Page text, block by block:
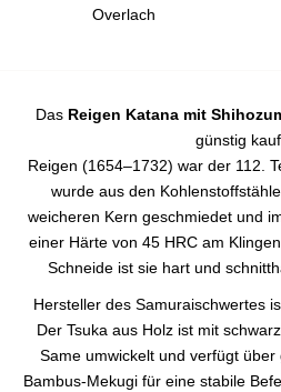
Overlach
Das Reigen Katana mit
günstig
Reigen (1654–1732) war der 112.
wurde aus den
weicheren Kern geschmiedet und
einer Härte von 45 HRC am
Schneide ist sie hart und
Hersteller des Samuraischwertes
Der Tsuka aus Holz ist mit
Same umwickelt und verfügt
Bambus-Mekugi für eine stabile